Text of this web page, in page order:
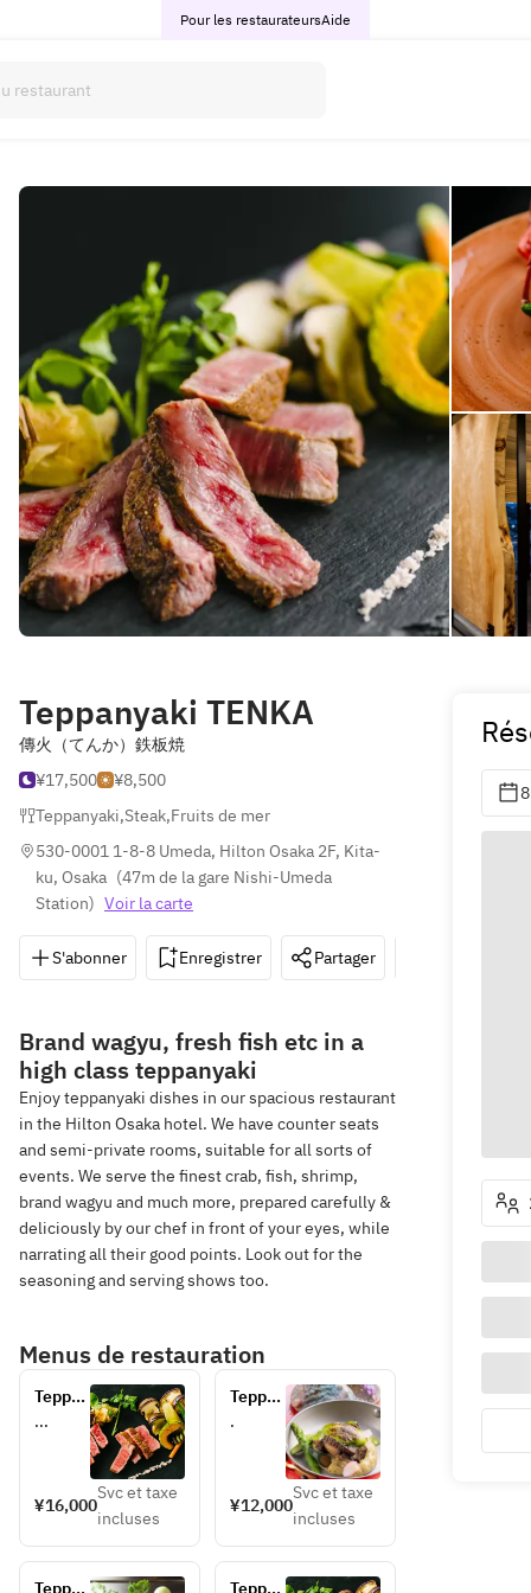
Pour les restaurateursAide
Teppanyaki TENKA
傳火（てんか）鉄板焼
¥17,500
¥8,500
Teppanyaki,Steak,Fruits de mer
530-0001 1-8-8 Umeda, Hilton Osaka 2F, Kita-
ku, Osaka (47m de la gare Nishi-Umeda
Station) Voir la carte
S'abonner Enregistrer Partager
Brand wagyu, fresh fish etc in a
high class teppanyaki
Enjoy teppanyaki dishes in our spacious restaurant
in the Hilton Osaka hotel. We have counter seats
and semi-private rooms, suitable for all sorts of
events. We serve the finest crab, fish, shrimp,
brand wagyu and much more, prepared carefully &
deliciously by our chef in front of your eyes, while
narrating all their good points. Look out for the
seasoning and serving shows too.
Menus de restauration
Teppan
Lunch
...
¥16,000
Svc et taxe
incluses
Teppan
Lunch
.
¥12,000
Svc et taxe
incluses
Teppan
Teppan